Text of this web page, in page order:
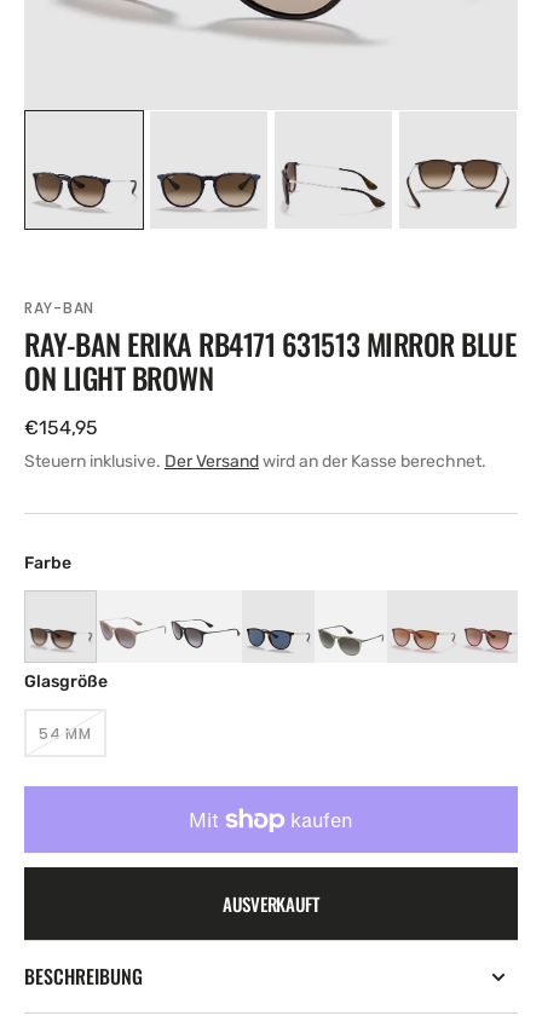
RAY-BAN
RAY-BAN ERIKA RB4171 631513 MIRROR BLUE
ON LIGHT BROWN
Regulärer
Preis
€154,95
Steuern inklusive. Der Versandwird an der Kasse berechnet.
Farbe
Glasgröße
54 MMVARIANTE
ODER
AUSVERKAUFT
BESCHREIBUNG